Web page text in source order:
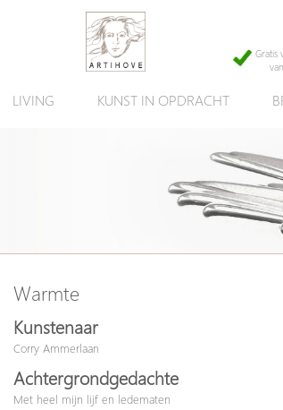
Gratis
LIVING KUNST IN OPDRACHT
Warmte
Kunstenaar
Corry Ammerlaan
Achtergrondgedachte
Met heel mijn lijf en ledematen